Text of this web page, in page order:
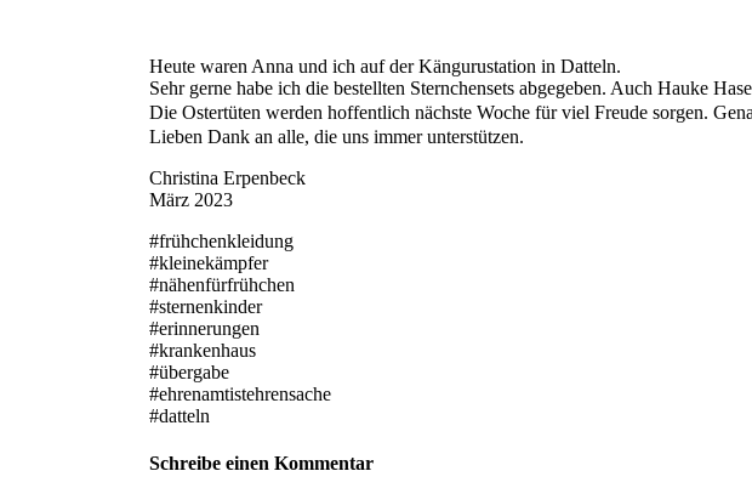
Heute waren Anna und ich auf der Kängurustation in Datteln.
Sehr gerne habe ich die bestellten Sternchensets abgegeben. Auch Hauke
Die Ostertüten werden hoffentlich nächste Woche für viel Freude sorgen.
Lieben Dank an alle, die uns immer unterstützen.
Christina Erpenbeck
März 2023
#frühchenkleidung
#kleinekämpfer
#nähenfürfrühchen
#sternenkinder
#erinnerungen
#krankenhaus
#übergabe
#ehrenamtistehrensache
#datteln
Schreibe einen Kommentar